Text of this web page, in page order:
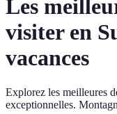
Les
visiter en
vacances
Explorez les meilleures
exceptionnelles.